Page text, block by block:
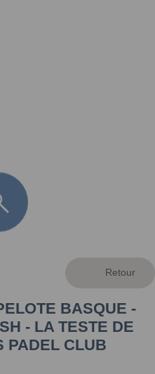
BASQUE -
- LA TESTE DE
PADEL CLUB